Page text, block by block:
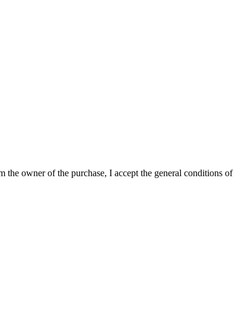
owner of the purchase, I accept the general conditions of